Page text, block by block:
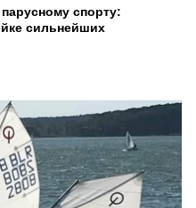
спорту:
сильнейших